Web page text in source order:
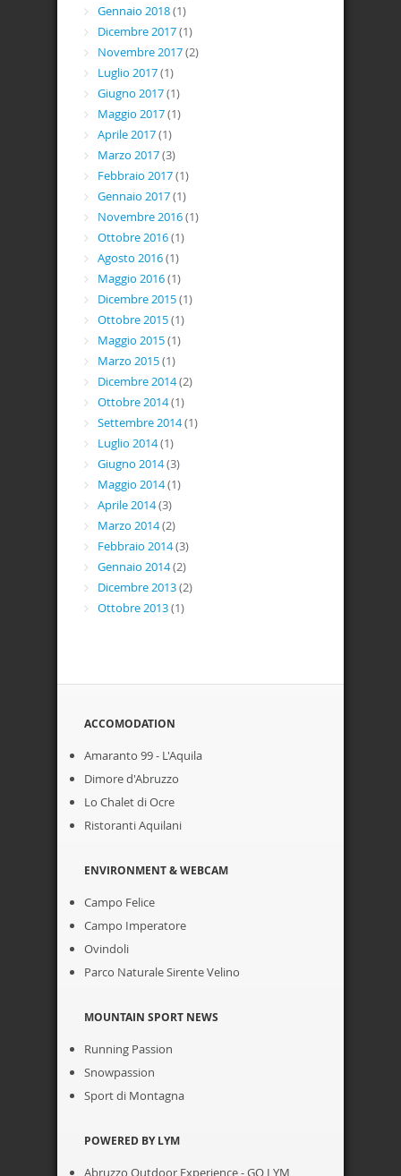
Gennaio 2018(1)
Dicembre 2017(1)
Novembre 2017(2)
Luglio 2017(1)
Giugno 2017(1)
Maggio 2017(1)
Aprile 2017(1)
Marzo 2017(3)
Febbraio 2017(1)
Gennaio 2017(1)
Novembre 2016(1)
Ottobre 2016(1)
Agosto 2016(1)
Maggio 2016(1)
Dicembre 2015(1)
Ottobre 2015(1)
Maggio 2015(1)
Marzo 2015(1)
Dicembre 2014(2)
Ottobre 2014(1)
Settembre 2014(1)
Luglio 2014(1)
Giugno 2014(3)
Maggio 2014(1)
Aprile 2014(3)
Marzo 2014(2)
Febbraio 2014(3)
Gennaio 2014(2)
Dicembre 2013(2)
Ottobre 2013(1)
ACCOMODATION
Amaranto 99 - L'Aquila
Dimore d'Abruzzo
Lo Chalet di Ocre
Ristoranti Aquilani
ENVIRONMENT & WEBCAM
Campo Felice
Campo Imperatore
Ovindoli
Parco Naturale Sirente Velino
MOUNTAIN SPORT NEWS
Running Passion
Snowpassion
Sport di Montagna
POWERED BY LYM
Abruzzo Outdoor Experience - GO LYM